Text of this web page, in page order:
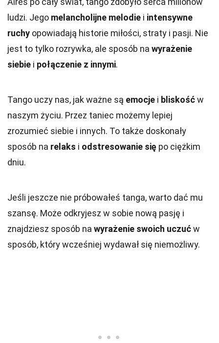
ludzi. Jego melancholijne melodie i intensywne
ruchy opowiadają historie miłości, straty i pasji. Nie
jest to tylko rozrywka, ale sposób na wyrażenie
siebie i połączenie z innymi.
Tango uczy nas, jak ważne są emocje i bliskośćw
naszym życiu. Przez taniec możemy lepiej
zrozumieć siebie i innych. To także doskonały
sposób na relaks i odstresowanie się po ciężkim
dniu.
Jeśli jeszcze nie próbowałeś tanga, warto dać mu
szansę. Może odkryjesz w sobie nową pasję i
znajdziesz sposób na wyrażenie swoich uczućw
sposób, który wcześniej wydawał się niemożliwy.